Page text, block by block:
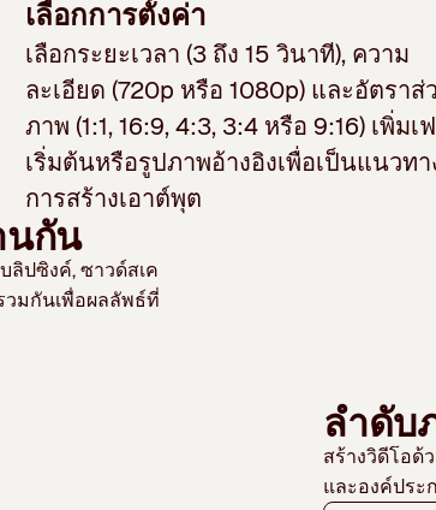
เลือกการตั้งค่า
เลือกระยะเวลา (3 ถึง 15 วินาที), ความ
ละเอียด (720p หรือ 1080p) และอัตราส่
ภาพ (1:1, 16:9, 4:3, 3:4 หรือ 9:16) เพิ่มเ
เริ่มต้นหรือรูปภาพอ้างอิงเพื่อเป็นแนวท
การสร้างเอาต์พุต
นกัน
ลิปซิงค์, ซาวด์สเค
วมกันเพื่อผลลัพธ์ที่
ลำดับ
สร้างวิดีโอด้
และองค์ประ